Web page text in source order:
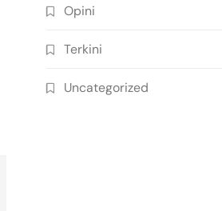
Opini
Terkini
Uncategorized